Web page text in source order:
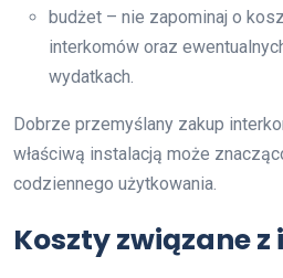
budżet – nie zapominaj o
interkomów oraz
wydatkach.
Dobrze przemyślany zakup
właściwą instalacją może
codziennego użytkowania.
Koszty związane